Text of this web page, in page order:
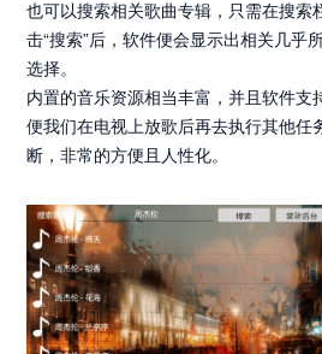
也可以搜索相关歌曲专辑，只需在搜索
击“搜索”后，软件便会显示出相关几乎
选择。
内置的音乐资源相当丰富，并且软件支
便我们在电视上放歌后再去执行其他任
断，非常的方便且人性化。